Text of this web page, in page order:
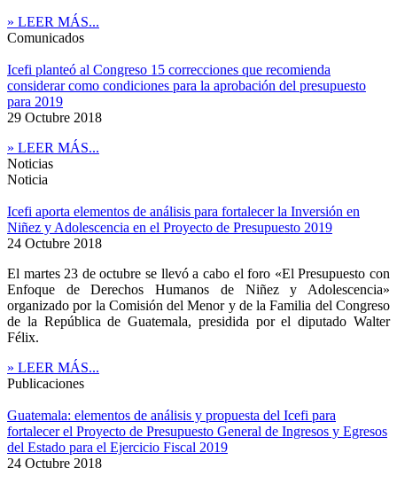
» LEER MÁS...
Comunicados
Icefi planteó al Congreso 15 correcciones que recomienda
considerar como condiciones para la aprobación del presupuesto
para 2019
29 Octubre 2018
» LEER MÁS...
Noticias
Noticia
Icefi aporta elementos de análisis para fortalecer la Inversión en
Niñez y Adolescencia en el Proyecto de Presupuesto 2019
24 Octubre 2018
El martes 23 de octubre se llevó a cabo el foro «El Presupuesto con
Enfoque de Derechos Humanos de Niñez y Adolescencia»
organizado por la Comisión del Menor y de la Familia del Congreso
de la República de Guatemala, presidida por el diputado Walter
Félix.
» LEER MÁS...
Publicaciones
Guatemala: elementos de análisis y propuesta del Icefi para
fortalecer el Proyecto de Presupuesto General de Ingresos y Egresos
del Estado para el Ejercicio Fiscal 2019
24 Octubre 2018